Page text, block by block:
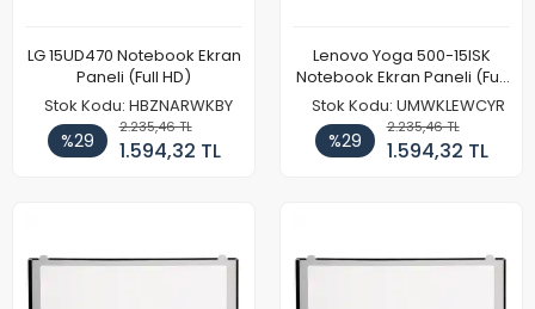
LG 15UD470 Notebook Ekran
Paneli (Full HD)
Stok Kodu: HBZNARWKBY
%29
2.235,46 TL
1.594,32 TL
Lenovo Yoga 500-15ISK
Notebook Ekran Paneli (Full
HD)
Stok Kodu: UMWKLEWCYR
%29
2.235,46 TL
1.594,32 TL